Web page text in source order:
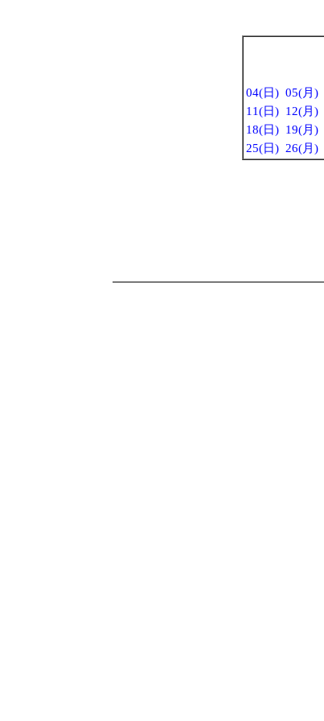
04(日) 05(月)
11(日) 12(月)
18(日) 19(月)
25(日) 26(月)